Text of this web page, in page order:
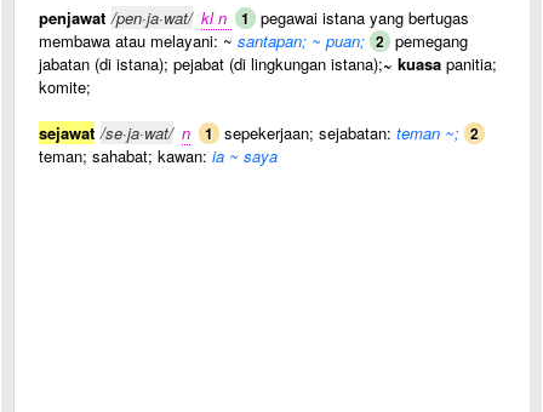
penjawat /pen·ja·wat/ kl n 1 pegawai istana yang bertugas
membawa atau melayani: ~ santapan; ~ puan; 2 pemegang
jabatan (di istana); pejabat (di lingkungan istana);~ kuasa panitia;
komite;
sejawat /se·ja·wat/ n 1 sepekerjaan; sejabatan: teman ~; 2
teman; sahabat; kawan: ia ~ saya